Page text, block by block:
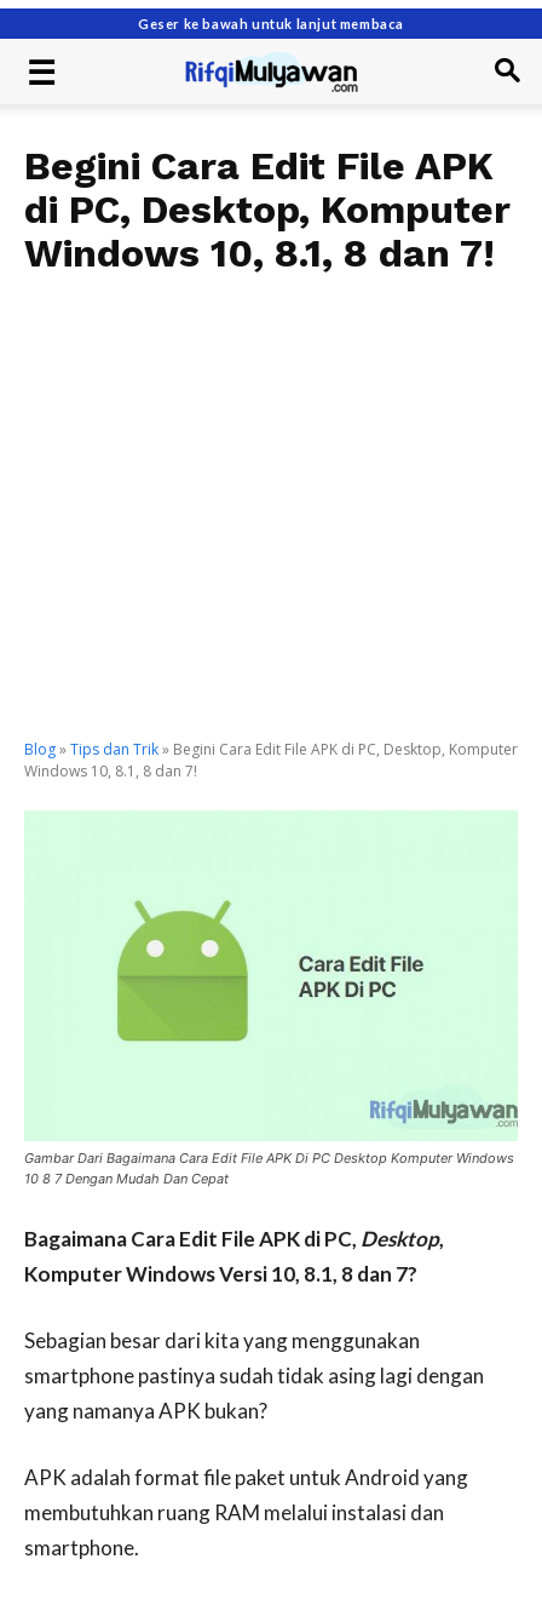
Geser ke bawah untuk lanjut membaca
Begini Cara Edit File APK
di PC, Desktop, Komputer
Windows 10, 8.1, 8 dan 7!
Blog»Tips dan Trik» Begini Cara Edit File APK di PC, Desktop, Komputer
Windows 10, 8.1, 8 dan 7!
Gambar Dari Bagaimana Cara Edit File APK Di PC Desktop Komputer Windows
10 8 7 Dengan Mudah Dan Cepat
Bagaimana Cara Edit File APK di PC, Desktop,
Komputer Windows Versi 10, 8.1, 8 dan 7?
Sebagian besar dari kita yang menggunakan
smartphone pastinya sudah tidak asing lagi dengan
yang namanya APK bukan?
APK adalah format file paket untuk Android yang
membutuhkan ruang RAM melalui instalasi dan
smartphone.